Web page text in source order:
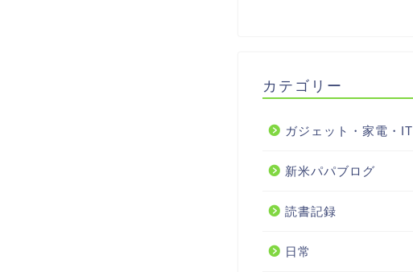
カテゴリー
ガジェット・家電・IT
新米パパブログ
読書記録
日常